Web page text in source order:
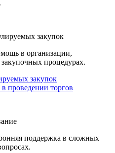
закупок
в организации,
процедурах.
закупок
проведении торгов
поддержка в сложных